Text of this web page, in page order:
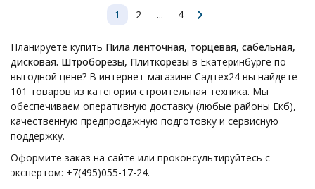
1 2 ... 4
Планируете купить Пила ленточная, торцевая, сабельная,
дисковая. Штроборезы, Плиткорезы в Екатеринбурге по
выгодной цене? В интернет-магазине Садтех24 вы найдете
101 товаров из категории строительная техника. Мы
обеспечиваем оперативную доставку (любые районы Екб),
качественную предпродажную подготовку и сервисную
поддержку.
Оформите заказ на сайте или проконсультируйтесь с
экспертом: +7(495)055-17-24.